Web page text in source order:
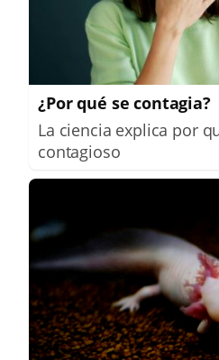
¿Por qué se contagia?
La ciencia explica por
contagioso